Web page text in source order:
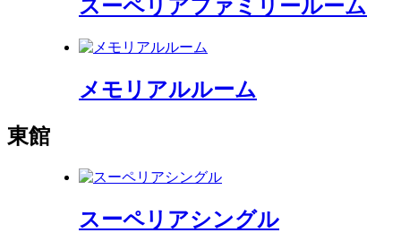
スーペリアファミリールーム
メモリアルルーム
東館
スーペリアシングル